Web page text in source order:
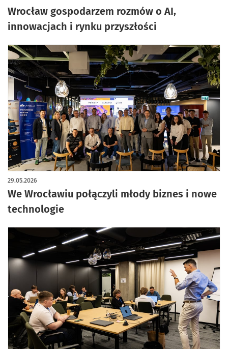
Wrocław gospodarzem rozmów o AI,
innowacjach i rynku przyszłości
We Wrocławiu połączyli młody biznes i nowe
technologie
29.05.2026